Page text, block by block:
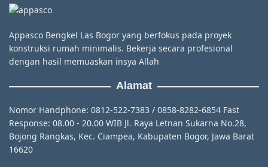
Appasco Bengkel Las Bogor yang berfokus pada proyek
konstruksi rumah minimalis. Bekerja secara profesional
dengan hasil memuaskan insya Allah
Alamat
Nomor Handphone: 0812-522-7383 / 0858-8282-6854 Fast
Response: 08.00 - 20.00 WIB Jl. Raya Letnan Sukarna No.28,
Bojong Rangkas, Kec. Ciampea, Kabupaten Bogor, Jawa Barat
16620